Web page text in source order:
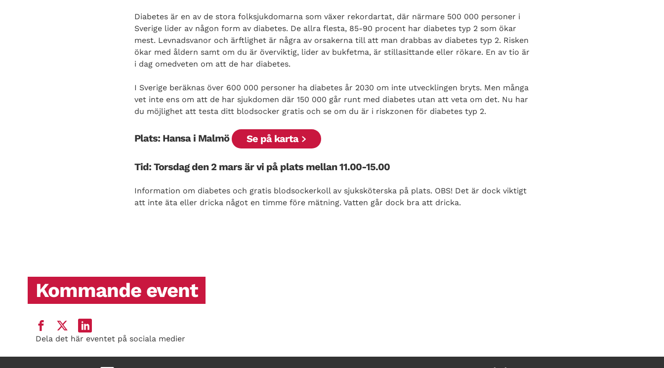
Diabetes är en av de stora folksjukdomarna som växer rekordartat, där närmare 500 000 personer i
Sverige lider av någon form av diabetes. De allra flesta, 85-90 procent har diabetes typ 2 som ökar
mest. Levnadsvanor och ärftlighet är några av orsakerna till att man drabbas av diabetes typ 2. Risken
ökar med åldern samt om du är överviktig, lider av bukfetma, är stillasittande eller rökare. En av tio är
i dag omedveten om att de har diabetes.
I Sverige beräknas över 600 000 personer ha diabetes år 2030 om inte utvecklingen bryts. Men många
vet inte ens om att de har sjukdomen där 150 000 går runt med diabetes utan att veta om det. Nu har
du möjlighet att testa ditt blodsocker gratis och se om du är i riskzonen för diabetes typ 2.
Plats: Hansa i Malmö Se på karta
Tid: Torsdag den 2 mars är vi på plats mellan 11.00-15.00
Information om diabetes och gratis blodsockerkoll av sjuksköterska på plats. OBS! Det är dock viktigt
att inte äta eller dricka något en timme före mätning. Vatten går dock bra att dricka.
Kommande event
Dela det här eventet på sociala medier